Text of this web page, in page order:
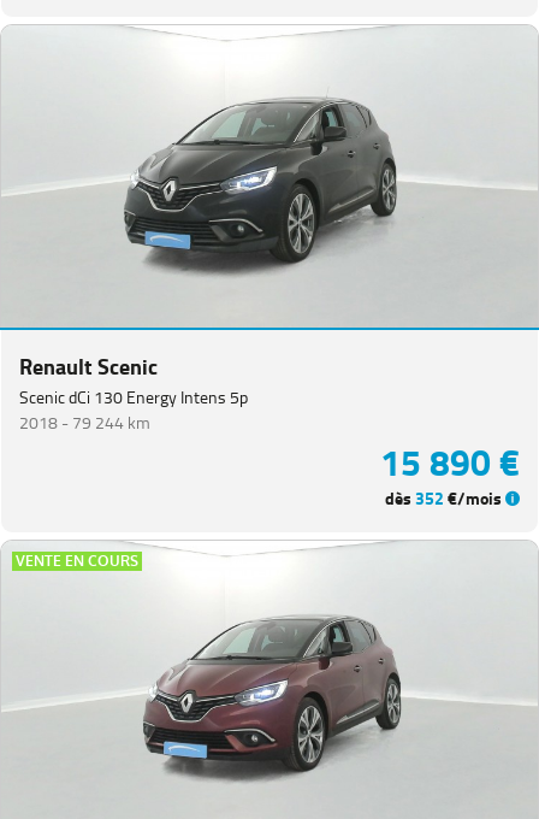
Renault Scenic
Scenic dCi 130 Energy Intens 5p
2018 -79 244 km
15 890 €
dès352€/mois
VENTE EN COURS